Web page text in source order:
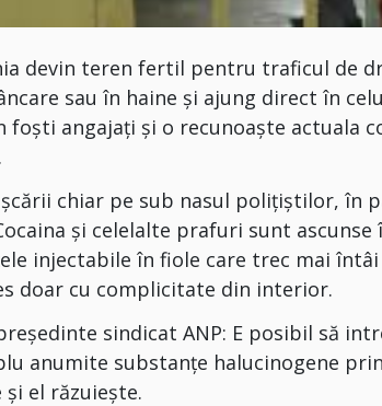
devin teren fertil pentru traficul de
sau în haine şi ajung direct în
foşti angajaţi şi o recunoaşte actuala
chiar pe sub nasul polițiștilor, în
și celelalte prafuri sunt
injectabile în fiole care trec mai
doar cu complicitate din interior.
sindicat ANP: E posibil să
anumite substanțe halucinogene
el răzuieşte.